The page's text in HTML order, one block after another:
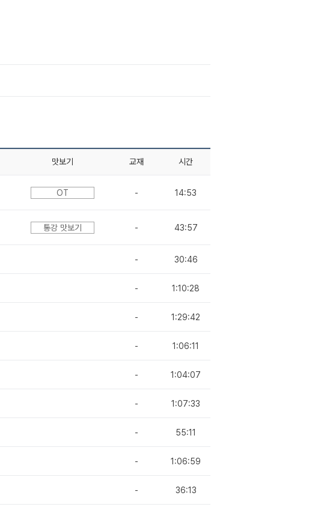
맛보기 교재 시간
OT - 14:53
통강 맛보기 - 43:57
- 30:46
- 1:10:28
- 1:29:42
- 1:06:11
- 1:04:07
- 1:07:33
- 55:11
- 1:06:59
- 36:13